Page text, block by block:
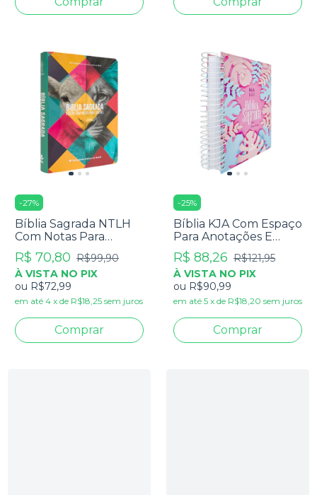
-27%
Bíblia Sagrada NTLH
Com Notas Para
Jovens
R$ 70,80 R$99,90
À VISTA NO PIX
ou R$72,99
em até 4 x de R$18,25 sem juros
-25%
Bíblia KJA Com Espaço
Para Anotações E
Texto Colorido - Capa
Dura Espiral Folhas
R$ 88,26 R$121,95
À VISTA NO PIX
ou R$90,99
em até 5 x de R$18,20 sem juros